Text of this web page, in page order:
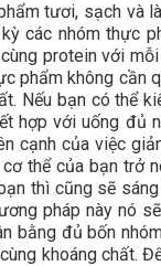
tươi, sạch và
các nhóm thực
protein với
phẩm không cần
Nếu bạn có thể
hợp với uống đủ
cạnh của việc
thể của bạn trở
thì cũng sẽ
pháp này nó
bằng đủ bốn
khoáng chất.